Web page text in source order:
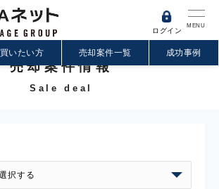
MENU
ログイン
買いたい方 売却案件一覧 成功事例
売却案件情報
Sale deal